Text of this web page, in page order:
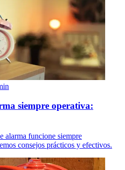
siempre operativa:
alarma funcione siempre
consejos prácticos y efectivos.